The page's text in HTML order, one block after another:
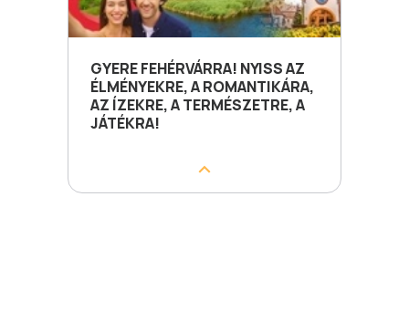
GYERE FEHÉRVÁRRA! NYISS AZ
ÉLMÉNYEKRE, A ROMANTIKÁRA,
AZ ÍZEKRE, A TERMÉSZETRE, A
JÁTÉKRA!